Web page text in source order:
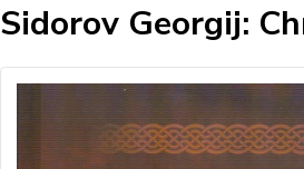
Sidorov Georgij: